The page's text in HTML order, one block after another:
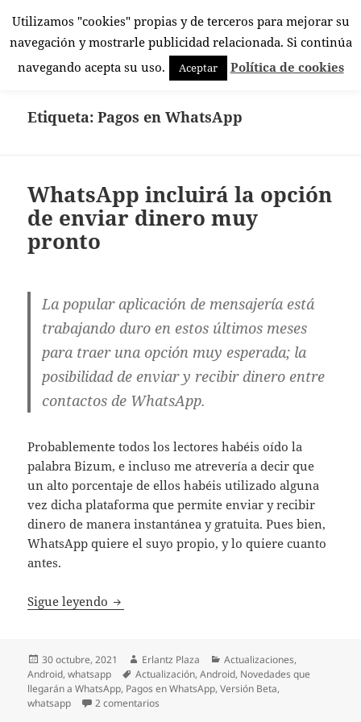
El Rincón Androide
MENÚ
Y
Etiqueta:Pagos en WhatsApp
WhatsApp incluirá la opción
de enviar dinero muy
pronto
La popular aplicación de mensajería está
trabajando duro en estos últimos meses
para traer una opción muy esperada; la
posibilidad de enviar y recibir dinero entre
contactos de WhatsApp.
Probablemente todos los lectores habéis oído la
palabra Bizum, e incluso me atrevería a decir que
un alto porcentaje de ellos habéis utilizado alguna
vez dicha plataforma que permite enviar y recibir
dinero de manera instantánea y gratuita. Pues bien,
WhatsApp quiere el suyo propio, y lo quiere cuanto
antes.
Sigue leyendo WhatsApp incluirá la opción de enviar
Publicado
el
30 octubre, 2021 Autor
Erlantz Plaza Categorías
Actualizaciones,
Android,whatsapp Etiquetas
Actualización,Android, Novedades que
llegarán a WhatsApp, Pagos en WhatsApp,Versión Beta,
whatsapp
2 comentarios
Utilizamos "cookies" propias y de terceros para mejorar su
navegación y mostrarle publicidad relacionada. Si continúa
navegando acepta su uso.
Aceptar Política de cookies